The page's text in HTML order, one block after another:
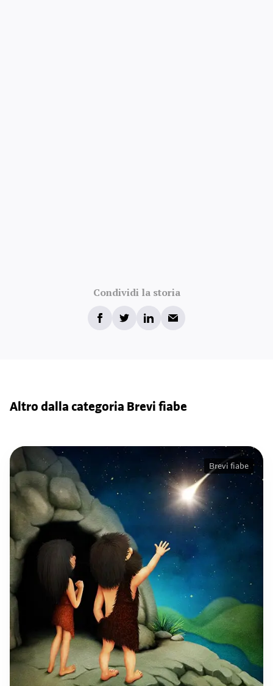
Condividi la storia
Altro dalla categoria Brevi fiabe
Brevi fiabe